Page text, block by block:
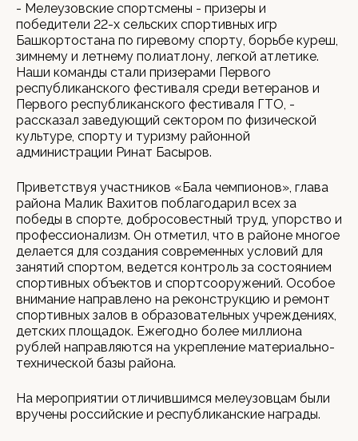
- Мелеузовские спортсмены - призеры и
победители 22-х сельских спортивных игр
Башкортостана по гиревому спорту, борьбе куреш,
зимнему и летнему полиатлону, легкой атлетике.
Наши команды стали призерами Первого
республиканского фестиваля среди ветеранов и
Первого республиканского фестиваля ГТО, -
рассказал заведующий сектором по физической
культуре, спорту и туризму районной
администрации Ринат Басыров.
Приветствуя участников «Бала чемпионов», глава
района Малик Вахитов поблагодарил всех за
победы в спорте, добросовестный труд, упорство и
профессионализм. Он отметил, что в районе многое
делается для создания современных условий для
занятий спортом, ведется контроль за состоянием
спортивных объектов и спортсооружений. Особое
внимание направлено на реконструкцию и ремонт
спортивных залов в образовательных учреждениях,
детских площадок. Ежегодно более миллиона
рублей направляются на укрепление материально-
технической базы района.
На мероприятии отличившимся мелеузовцам были
вручены российские и республиканские награды.